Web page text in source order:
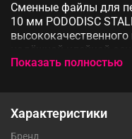
Сменные файлы для
10 мм PODODISC
надёжной клейкой
комплект 50 шт
Показать полностью
Характеристики
Бренд